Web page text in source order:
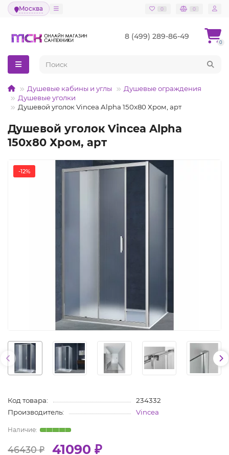
Москва 0 0
8 (499) 289-86-49
0
Душевые кабины и углы
Душевые ограждения
Душевые уголки
Душевой уголок Vincea Alpha 150x80 Хром, арт
Душевой уголок Vincea Alpha
150x80 Хром, арт
-12%
Код товара:
234332
Производитель:
Vincea
46430 ₽ 41090 ₽